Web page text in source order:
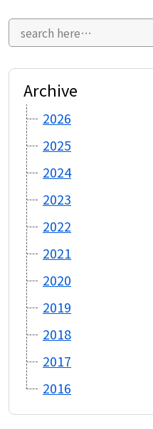
Archive
2026
2025
2024
2023
2022
2021
2020
2019
2018
2017
2016